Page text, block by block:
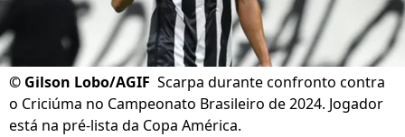
© Gilson Lobo/AGIF Scarpa durante confronto contra
o Criciúma no Campeonato Brasileiro de 2024. Jogador
está na pré-lista da Copa América.